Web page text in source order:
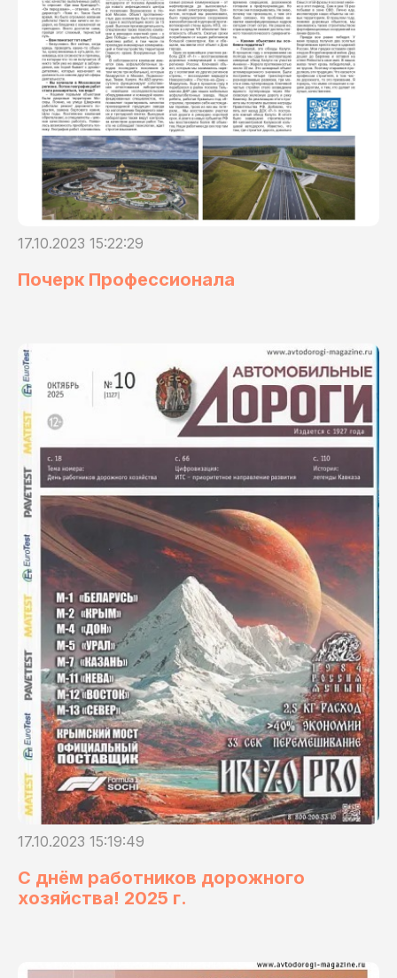
17.10.2023 15:22:29
Почерк Профессионала
17.10.2023 15:19:49
С днём работников дорожного
хозяйства! 2025 г.